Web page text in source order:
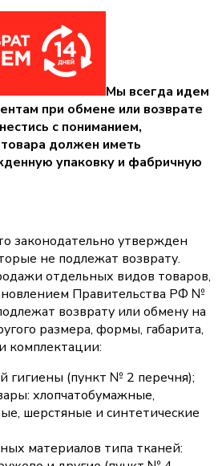
Мы всегда идем
при обмене или возврате
с пониманием,
должен иметь
упаковку и фабричную
законодательно утвержден
не подлежат возврату.
отдельных видов товаров,
Правительства РФ №
возврату или обмену на
размера, формы, габарита,
комплектации:
гигиены (пункт № 2 перечня);
хлопчатобумажные,
шерстяные и синтетические
материалов типа тканей: